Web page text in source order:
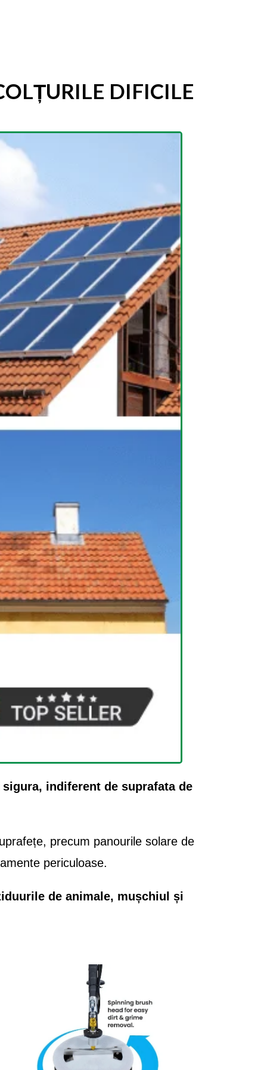
DIFICILE
indiferent de suprafata de
precum panourile solare de
periculoase.
de animale, mușchiul și